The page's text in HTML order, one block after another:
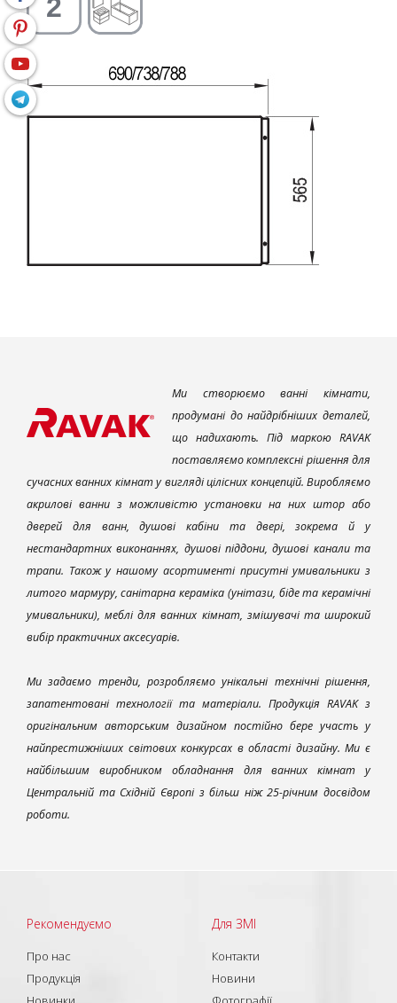
Ми створюємо ванні кімнати,
продумані до найдрібніших деталей,
що надихають. Під маркою RAVAK
поставляємо комплексні рішення для
сучасних ванних кімнат у вигляді цілісних концепцій. Виробляємо
акрилові ванни з можливістю установки на них штор або
дверей для ванн, душові кабіни та двері, зокрема й у
нестандартних виконаннях, душові піддони, душові канали та
трапи. Також у нашому асортименті присутні умивальники з
литого мармуру, санітарна кераміка (унітази, біде та керамічні
умивальники), меблі для ванних кімнат, змішувачі та широкий
вибір практичних аксесуарів.
Ми задаємо тренди, розробляємо унікальні технічні рішення,
запатентовані технології та матеріали. Продукція RAVAK з
оригінальним авторським дизайном постійно бере участь у
найпрестижніших світових конкурсах в області дизайну. Ми є
найбільшим виробником обладнання для ванних кімнат у
Центральній та Східній Європі з більш ніж 25-річним досвідом
роботи.
Рекомендуємо
Про нас
Продукція
Для ЗМІ
Контакти
Новини